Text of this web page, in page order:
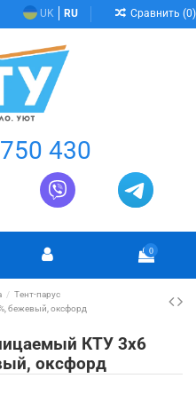
UK RU Сравнить (0)
430
0
Тент-парус
бежевый, оксфорд
КТУ 3х6
оксфорд